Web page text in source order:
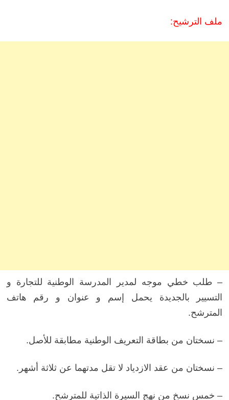
ملف الترشيح:
– طلب خطي موجه لمدير المدرسة الوطنية للتجارة و
التسيير بالجديدة يحمل إسم و عنوان و رقم هاتف
المترشح.
– نسختان من بطاقة التعريف الوطنية مطابقة للأصل.
– نسختان من عقد الازدياد لا تقل مدتهما عن ثلاثة أشهر.
– خمس نسخ من نهج السيرة الذاتية للمترشح.